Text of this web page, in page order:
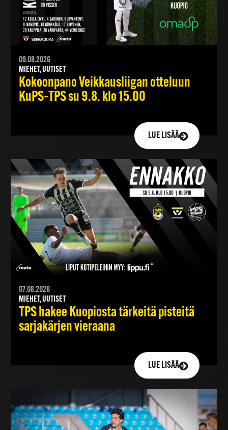
09.08.2026
MIEHET, UUTISET
Kokoonpano Veikkausliigan otteluun
KuPS–TPS su 9.8. klo 15.00
LUE LISÄÄ
07.08.2026
MIEHET, UUTISET
TPS hakee Kuopiosta tärkeitä pisteitä
sarjakärjen vieraana
LUE LISÄÄ